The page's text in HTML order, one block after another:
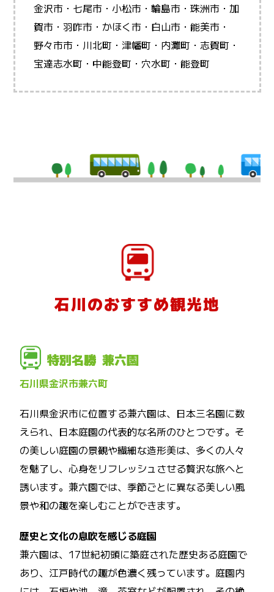
金沢市・七尾市・小松市・輪島市・珠洲市・加
賀市・羽咋市・かほく市・白山市・能美市・
野々市市・川北町・津幡町・内灘町・志賀町・
宝達志水町・中能登町・穴水町・能登町
石川のおすすめ観光地
特別名勝 兼六園
石川県金沢市兼六町
石川県金沢市に位置する兼六園は、日本三名園に数
えられ、日本庭園の代表的な名所のひとつです。そ
の美しい庭園の景観や繊細な造形美は、多くの人々
を魅了し、心身をリフレッシュさせる贅沢な旅へと
誘います。兼六園では、季節ごとに異なる美しい風
景や和の趣を楽しむことができます。
歴史と文化の息吹を感じる庭園
兼六園は、17世紀初頭に築庭された歴史ある庭園で
あり、江戸時代の趣が色濃く残っています。庭園内